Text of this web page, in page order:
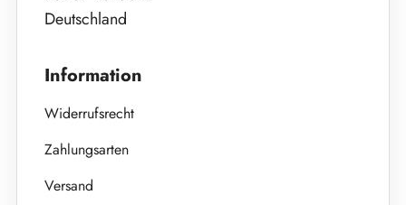
Deutschland
Information
Widerrufsrecht
Zahlungsarten
Versand